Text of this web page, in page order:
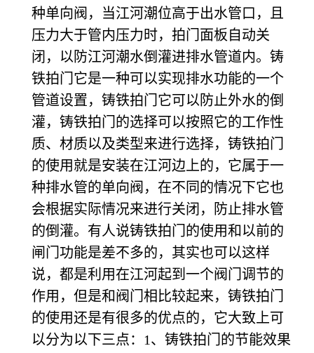
种单向阀，当江河潮位高于出水管口，且
压力大于管内压力时，拍门面板自动关
闭，以防江河潮水倒灌进排水管道内。 铸
铁拍门它是一种可以实现排水功能的一个
管道设置，铸铁拍门它可以防止外水的倒
灌，铸铁拍门的选择可以按照它的工作性
质、材质以及类型来进行选择，铸铁拍门
的使用就是安装在江河边上的，它属于一
种排水管的单向阀，在不同的情况下它也
会根据实际情况来进行关闭，防止排水管
的倒灌。有人说铸铁拍门的使用和以前的
闸门功能是差不多的，其实也可以这样
说，都是利用在江河起到一个阀门调节的
作用，但是和阀门相比较起来，铸铁拍门
的使用还是有很多的优点的，它大致上可
以分为以下三点：1、铸铁拍门的节能效果